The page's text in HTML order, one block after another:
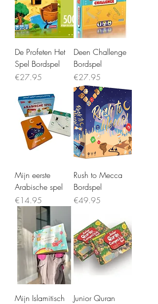
De Profeten Het
Spel Bordspel
Price
€27.95
Deen Challenge
Bordspel
Price
€27.95
Mijn eerste
Arabische spel
Price
€14.95
Rush to Mecca
Bordspel
Price
€49.95
Mijn Islamitisch
Junior Quran